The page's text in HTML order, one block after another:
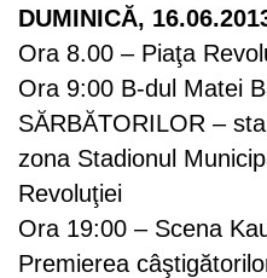
DUMINICĂ,
Ora 8.00 – Piaţa
Ora 9:00 B-dul Matei
SĂRBĂTORILOR –
zona Stadionul
Revoluţiei
Ora 19:00 – Scena
Premierea